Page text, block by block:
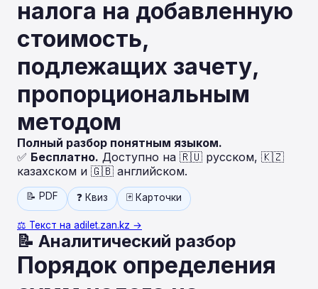
налога на добавленную
стоимость,
подлежащих зачету,
пропорциональным
методом
Полный разбор понятным языком.
✅ Бесплатно. Доступно на 🇷🇺 русском, 🇰🇿
казахском и 🇬🇧 английском.
📝 PDF ❓ Квиз 🃏 Карточки
⚖️ Текст на adilet.zan.kz →
📝 Аналитический разбор
Порядок определения